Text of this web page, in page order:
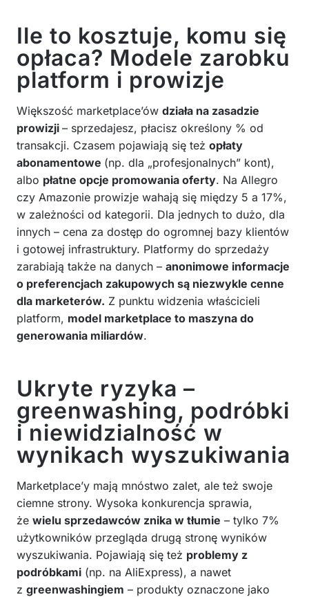
Ile to kosztuje, komu się
opłaca? Modele zarobku
platform i prowizje
Większość marketplace’ów działa na zasadzie
prowizji – sprzedajesz, płacisz określony % od
transakcji. Czasem pojawiają się też opłaty
abonamentowe (np. dla „profesjonalnych” kont),
albo płatne opcje promowania oferty. Na Allegro
czy Amazonie prowizje wahają się między 5 a 17%,
w zależności od kategorii. Dla jednych to dużo, dla
innych – cena za dostęp do ogromnej bazy klientów
i gotowej infrastruktury. Platformy do sprzedaży
zarabiają także na danych – anonimowe informacje
o preferencjach zakupowych są niezwykle cenne
dla marketerów. Z punktu widzenia właścicieli
platform, model marketplace to maszyna do
generowania miliardów.
Ukryte ryzyka –
greenwashing, podróbki
i niewidzialność w
wynikach wyszukiwania
Marketplace’y mają mnóstwo zalet, ale też swoje
ciemne strony. Wysoka konkurencja sprawia,
że wielu sprzedawców znika w tłumie – tylko 7%
użytkowników przegląda drugą stronę wyników
wyszukiwania. Pojawiają się też problemy z
podróbkami (np. na AliExpress), a nawet
z greenwashingiem – produkty oznaczone jako